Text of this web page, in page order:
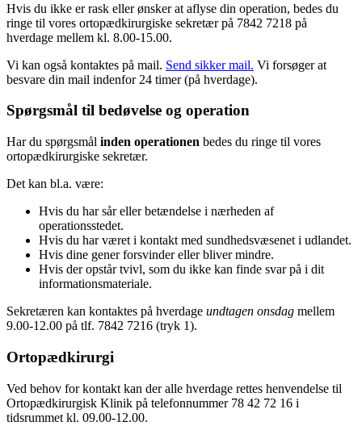
Hvis du ikke er rask eller ønsker at aflyse din operation, bedes du
ringe til vores ortopædkirurgiske sekretær på 7842 7218 på
hverdage mellem kl. 8.00-15.00.
Vi kan også kontaktes på mail. Send sikker mail. Vi forsøger at
besvare din mail indenfor 24 timer (på hverdage).
Spørgsmål til bedøvelse og operation
Har du spørgsmål inden operationen bedes du ringe til vores
ortopædkirurgiske sekretær.
Det kan bl.a. være:
Hvis du har sår eller betændelse i nærheden af
operationsstedet.
Hvis du har været i kontakt med sundhedsvæsenet i udlandet.
Hvis dine gener forsvinder eller bliver mindre.
Hvis der opstår tvivl, som du ikke kan finde svar på i dit
informationsmateriale.
Sekretæren kan kontaktes på hverdage undtagen onsdag mellem
9.00-12.00 på tlf. 7842 7216 (tryk 1).
Ortopædkirurgi
Ved behov for kontakt kan der alle hverdage rettes henvendelse til
Ortopædkirurgisk Klinik på telefonnummer 78 42 72 16 i
tidsrummet kl. 09.00-12.00.